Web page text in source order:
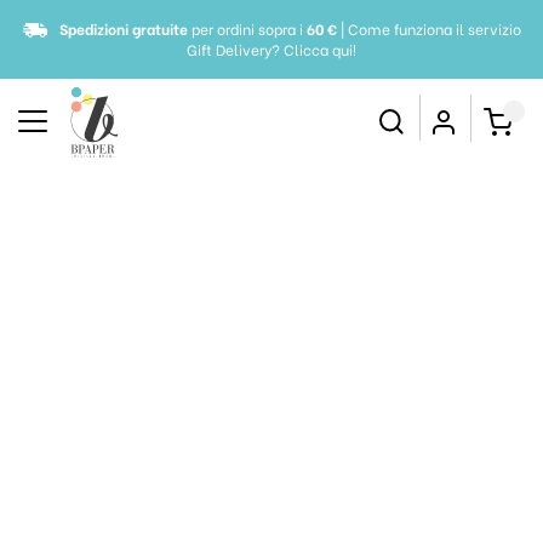
Spedizioni gratuiteper ordini sopra i 60 €| Come funziona il servizio
Gift Delivery?Clicca qui!